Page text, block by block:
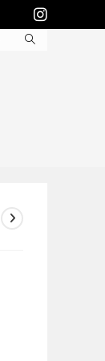
Alternar